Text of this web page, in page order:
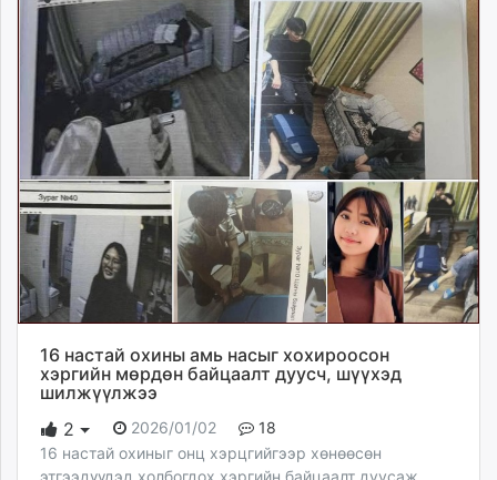
16 настай охины амь насыг хохироосон
хэргийн мөрдөн байцаалт дуусч, шүүхэд
шилжүүлжээ
2
2026/01/02
18
16 настай охиныг онц хэрцгийгээр хөнөөсөн